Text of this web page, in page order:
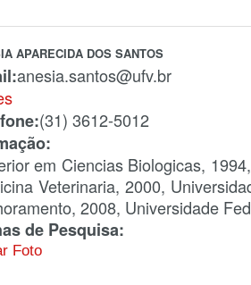
APARECIDA DOS SANTOS
anesia.santos@ufv.br
(31) 3612-5012
em Ciencias Biologicas,
Veterinaria, 2000,
2008, Universidade
de Pesquisa:
Foto